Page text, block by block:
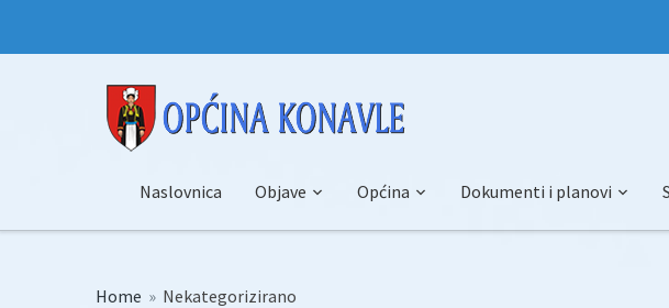
Naslovnica Objave Općina Dokumenti i planovi
Home » Nekategorizirano